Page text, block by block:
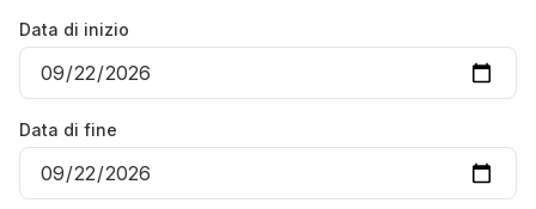
Data di inizio
Data di fine